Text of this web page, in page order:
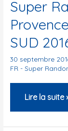
Super
SUD
30 septembre
FR - Super
Super
Randonne
Haute
Lire la suite